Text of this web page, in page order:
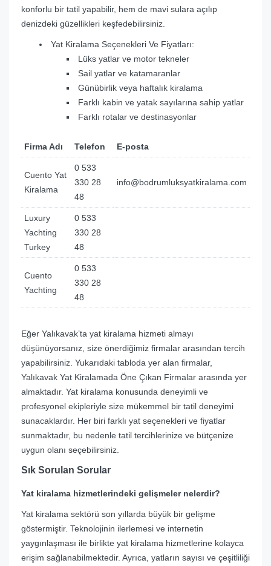
konforlu bir tatil yapabilir, hem de mavi sulara açılıp
denizdeki güzellikleri keşfedebilirsiniz.
Yat Kiralama Seçenekleri Ve Fiyatları:
Lüks yatlar ve motor tekneler
Sail yatlar ve katamaranlar
Günübirlik veya haftalık kiralama
Farklı kabin ve yatak sayılarına sahip yatlar
Farklı rotalar ve destinasyonlar
Firma Adı Telefon E-posta
Cuento Yat
Kiralama
0 533
330 28
48
info@bodrumluksyatkiralama.com
Luxury
Yachting
Turkey
0 533
330 28
48
Cuento
Yachting
0 533
330 28
48
Eğer Yalıkavak’ta yat kiralama hizmeti almayı
düşünüyorsanız, size önerdiğimiz firmalar arasından tercih
yapabilirsiniz. Yukarıdaki tabloda yer alan firmalar,
Yalıkavak Yat Kiralamada Öne Çıkan Firmalar arasında yer
almaktadır. Yat kiralama konusunda deneyimli ve
profesyonel ekipleriyle size mükemmel bir tatil deneyimi
sunacaklardır. Her biri farklı yat seçenekleri ve fiyatlar
sunmaktadır, bu nedenle tatil tercihlerinize ve bütçenize
uygun olanı seçebilirsiniz.
Sık Sorulan Sorular
Yat kiralama hizmetlerindeki gelişmeler nelerdir?
Yat kiralama sektörü son yıllarda büyük bir gelişme
göstermiştir. Teknolojinin ilerlemesi ve internetin
yaygınlaşması ile birlikte yat kiralama hizmetlerine kolayca
erişim sağlanabilmektedir. Ayrıca, yatların sayısı ve çeşitliliği